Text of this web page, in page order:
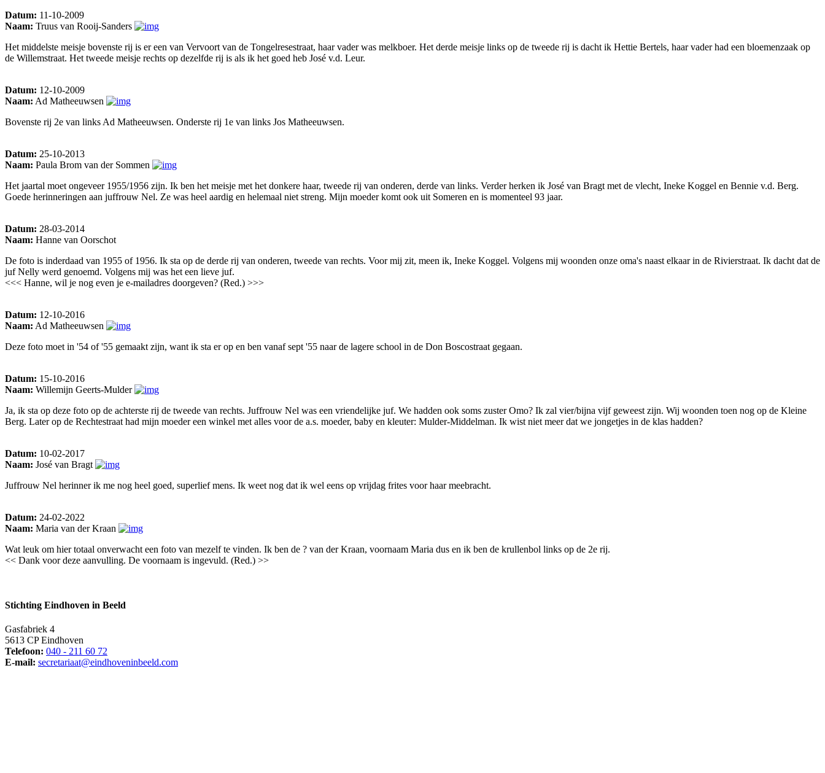
Datum: 11-10-2009
Naam: Truus van Rooij-Sanders
Het middelste meisje bovenste rij is er een van Vervoort van de Tongelresestraat, haar vader was melkboer. Het derde meisje links op de tweede rij is dacht ik Hettie Bertels, haar vader had een bloemenzaak op
de Willemstraat. Het tweede meisje rechts op dezelfde rij is als ik het goed heb José v.d. Leur.
Datum: 12-10-2009
Naam: Ad Matheeuwsen
Bovenste rij 2e van links Ad Matheeuwsen. Onderste rij 1e van links Jos Matheeuwsen.
Datum: 25-10-2013
Naam: Paula Brom van der Sommen
Het jaartal moet ongeveer 1955/1956 zijn. Ik ben het meisje met het donkere haar, tweede rij van onderen, derde van links. Verder herken ik José van Bragt met de vlecht, Ineke Koggel en Bennie v.d. Berg.
Goede herinneringen aan juffrouw Nel. Ze was heel aardig en helemaal niet streng. Mijn moeder komt ook uit Someren en is momenteel 93 jaar.
Datum: 28-03-2014
Naam: Hanne van Oorschot
De foto is inderdaad van 1955 of 1956. Ik sta op de derde rij van onderen, tweede van rechts. Voor mij zit, meen ik, Ineke Koggel. Volgens mij woonden onze oma's naast elkaar in de Rivierstraat. Ik dacht dat de
juf Nelly werd genoemd. Volgens mij was het een lieve juf.
<<< Hanne, wil je nog even je e-mailadres doorgeven? (Red.) >>>
Datum: 12-10-2016
Naam: Ad Matheeuwsen
Deze foto moet in '54 of '55 gemaakt zijn, want ik sta er op en ben vanaf sept '55 naar de lagere school in de Don Boscostraat gegaan.
Datum: 15-10-2016
Naam: Willemijn Geerts-Mulder
Ja, ik sta op deze foto op de achterste rij de tweede van rechts. Juffrouw Nel was een vriendelijke juf. We hadden ook soms zuster Omo? Ik zal vier/bijna vijf geweest zijn. Wij woonden toen nog op de Kleine
Berg. Later op de Rechtestraat had mijn moeder een winkel met alles voor de a.s. moeder, baby en kleuter: Mulder-Middelman. Ik wist niet meer dat we jongetjes in de klas hadden?
Datum: 10-02-2017
Naam: José van Bragt
Juffrouw Nel herinner ik me nog heel goed, superlief mens. Ik weet nog dat ik wel eens op vrijdag frites voor haar meebracht.
Datum: 24-02-2022
Naam: Maria van der Kraan
Wat leuk om hier totaal onverwacht een foto van mezelf te vinden. Ik ben de ? van der Kraan, voornaam Maria dus en ik ben de krullenbol links op de 2e rij.
<< Dank voor deze aanvulling. De voornaam is ingevuld. (Red.) >>
Stichting Eindhoven in Beeld
Gasfabriek 4
5613 CP Eindhoven
Telefoon: 040 - 211 60 72
E-mail: secretariaat@eindhoveninbeeld.com